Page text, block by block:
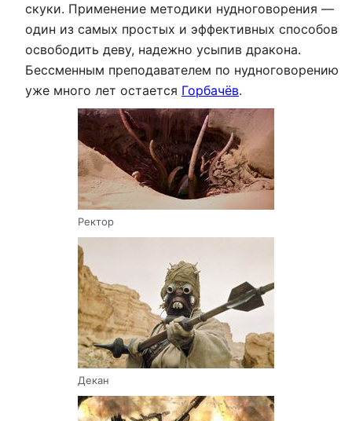
скуки. Применение методики нудноговорения —
один из самых простых и эффективных способов
освободить деву, надежно усыпив дракона.
Бессменным преподавателем по нудноговорению
уже много лет остается Горбачёв.
Ректор
Декан